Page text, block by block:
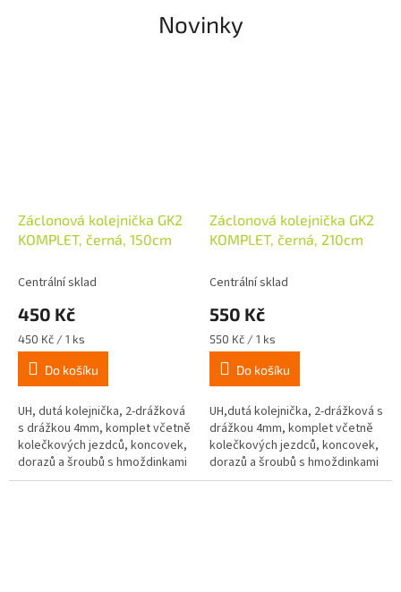
ě
Novinky
Záclonová kolejnička GK2
KOMPLET, černá, 150cm
Centrální sklad
450 Kč
Měrná
cena:
450 Kč / 1 ks
Do košíku
UH, dutá kolejnička, 2-drážková
s drážkou 4mm, komplet včetně
kolečkových jezdců, koncovek,
dorazů a šroubů s hmoždinkami
a krytkami.
Záclonová kolejnička GK2
KOMPLET, černá, 210cm
Centrální sklad
550 Kč
Měrná
cena:
550 Kč / 1 ks
Do košíku
UH,dutá kolejnička, 2-drážková s
drážkou 4mm, komplet včetně
kolečkových jezdců, koncovek,
dorazů a šroubů s hmoždinkami
a krytkami.